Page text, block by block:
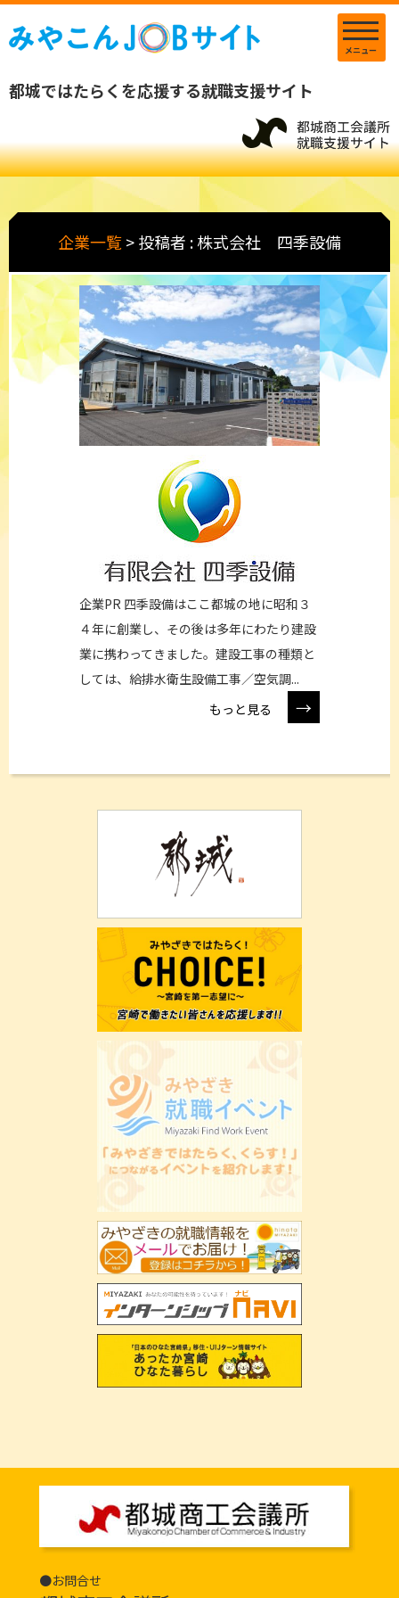
都城ではたらくを応援する就職支援サイト
メニュー
企業一覧>投稿者 : 株式会社 四季設備
企業PR 四季設備はここ都城の地に昭和３
４年に創業し、その後は多年にわたり建設
業に携わってきました。建設工事の種類と
しては、給排水衛生設備工事／空気調...
もっと見る
→
●お問合せ